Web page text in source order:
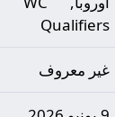
Qualifiers
غير معروف